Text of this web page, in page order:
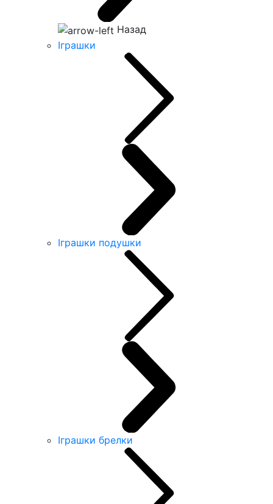
Назад
Іграшки
Іграшки подушки
Іграшки брелки